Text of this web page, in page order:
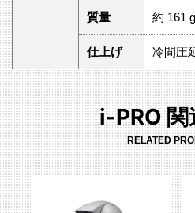
質量 約 161
仕上げ 冷間圧
i-PRO 関
RELATED